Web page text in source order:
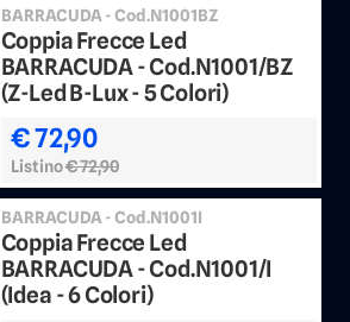
BARRACUDA - Cod.N1001BZ
Coppia Frecce Led
BARRACUDA - Cod.N1001/BZ
(Z-Led B-Lux - 5 Colori)
€ 72,90
Listino€ 72,90
BARRACUDA - Cod.N1001I
Coppia Frecce Led
BARRACUDA - Cod.N1001/I
(Idea - 6 Colori)